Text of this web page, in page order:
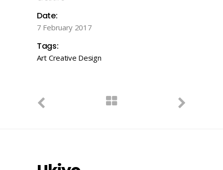
Date:
7 February 2017
Tags:
Art Creative Design